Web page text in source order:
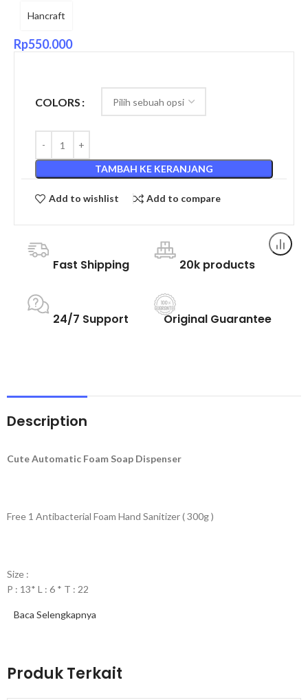
Hancraft
Rp550.000
COLORS
TAMBAH KE KERANJANG
Add to wishlist Add to compare
Fast Shipping 20k products
24/7 Support Original Guarantee
Description
Cute Automatic Foam Soap Dispenser
Free 1 Antibacterial Foam Hand Sanitizer ( 300g )
Size :
P : 13* L : 6 * T : 22
– 100% original produk Bambi x
Baca Selengkapnya
Produk Terkait